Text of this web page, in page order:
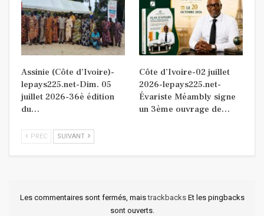
Assinie (Côte d’Ivoire)-
lepays225.net-Dim. 05
juillet 2026-36è édition
du…
Côte d’Ivoire-02 juillet
2026-lepays225.net-
Évariste Méambly signe
un 3ème ouvrage de…
PREC SUIVANT
Les commentaires sont fermés, maistrackbacks Et les pingbacks
sont ouverts.